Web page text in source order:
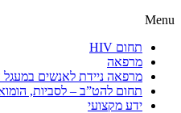
Menu
תחום HIV
מרפאה
מרפאה ניידת לאנשים במעגל
תחום להט”ב – לסביות,
ידע מקצועי